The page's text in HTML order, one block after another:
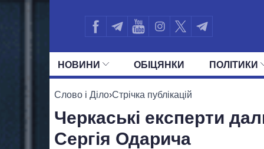
НОВИНИ ОБIЦЯНКИ ПОЛIТИКИ
УСІ ПОЛІТИКИ
Слово і Діло›Стрічка публікацій
Черкаські експерти
Сергія Одарича